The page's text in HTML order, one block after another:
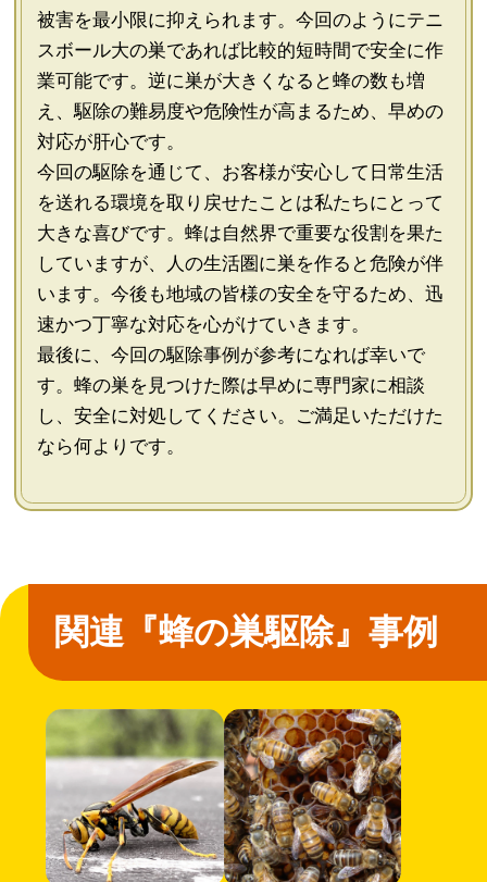
被害を最小限に抑えられます。今回のようにテニ
スボール大の巣であれば比較的短時間で安全に作
業可能です。逆に巣が大きくなると蜂の数も増
え、駆除の難易度や危険性が高まるため、早めの
対応が肝心です。
今回の駆除を通じて、お客様が安心して日常生活
を送れる環境を取り戻せたことは私たちにとって
大きな喜びです。蜂は自然界で重要な役割を果た
していますが、人の生活圏に巣を作ると危険が伴
います。今後も地域の皆様の安全を守るため、迅
速かつ丁寧な対応を心がけていきます。
最後に、今回の駆除事例が参考になれば幸いで
す。蜂の巣を見つけた際は早めに専門家に相談
し、安全に対処してください。ご満足いただけた
なら何よりです。
関連『蜂の巣駆除』事例